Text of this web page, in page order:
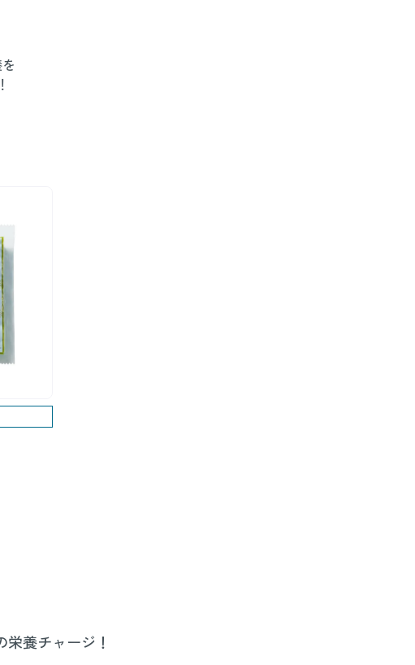
養チャージ！